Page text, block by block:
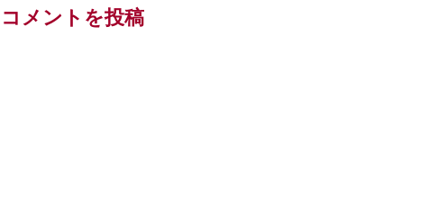
コメントを投稿